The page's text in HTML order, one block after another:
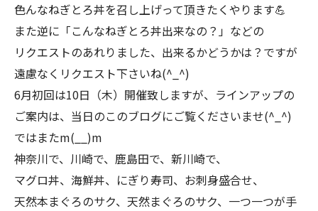
色んなねぎとろ丼を召し上げって頂きたくやります💪
また逆に「こんなねぎとろ丼出来なの？」などの
リクエストのあれりました、出来るかどうかは？ですが
遠慮なくリクエスト下さいね(^_^)
6月初回は10日（木）開催致しますが、ラインアップの
ご案内は、当日のこのブログにご覧くださいませ(^_^)
ではまたm(__)m
神奈川で、川崎で、鹿島田で、新川崎で、
マグロ丼、海鮮丼、にぎり寿司、お刺身盛合せ、
天然本まぐろのサク、天然まぐろのサク、一つ一つが手